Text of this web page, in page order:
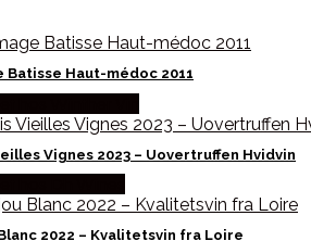
Batisse Haut-médoc 2011
Vignes 2023 – Uovertruffen Hvidvin
2022 – Kvalitetsvin fra Loire